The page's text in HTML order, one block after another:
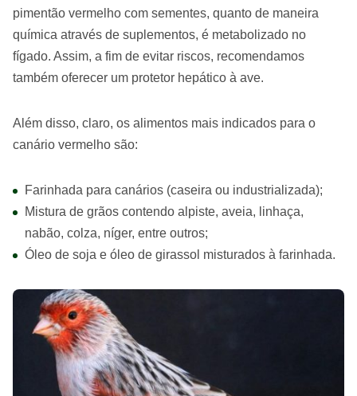
pimentão vermelho com sementes, quanto de maneira
química através de suplementos, é metabolizado no
fígado. Assim, a fim de evitar riscos, recomendamos
também oferecer um protetor hepático à ave.
Além disso, claro, os alimentos mais indicados para o
canário vermelho são:
Farinhada para canários (caseira ou industrializada);
Mistura de grãos contendo alpiste, aveia, linhaça,
nabão, colza, níger, entre outros;
Óleo de soja e óleo de girassol misturados à farinhada.